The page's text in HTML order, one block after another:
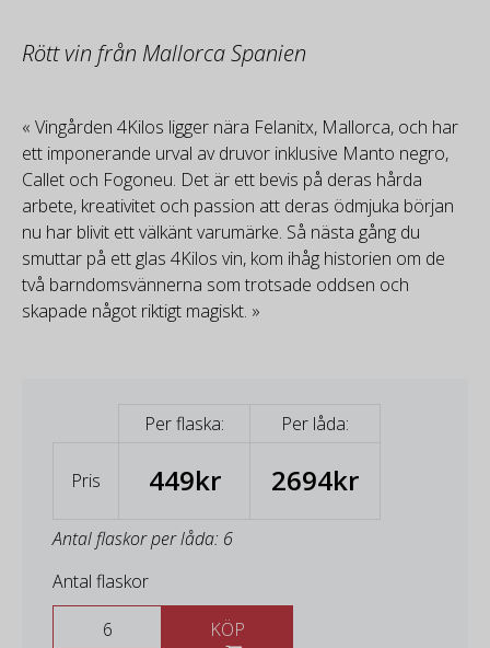
Rött vin från Mallorca Spanien
« Vingården 4Kilos ligger nära Felanitx, Mallorca, och har
ett imponerande urval av druvor inklusive Manto negro,
Callet och Fogoneu. Det är ett bevis på deras hårda
arbete, kreativitet och passion att deras ödmjuka början
nu har blivit ett välkänt varumärke. Så nästa gång du
smuttar på ett glas 4Kilos vin, kom ihåg historien om de
två barndomsvännerna som trotsade oddsen och
skapade något riktigt magiskt. »
Per flaska: Per låda:
Pris 449kr 2694kr
Antal flaskor per låda: 6
Antal flaskor